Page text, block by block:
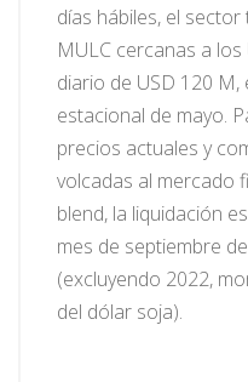
días hábiles, el
MULC cercanas a
diario de USD 120
estacional de mayo.
precios actuales y
volcadas al mercado
blend, la liquidación
mes de septiembre
(excluyendo 2022,
del dólar soja).